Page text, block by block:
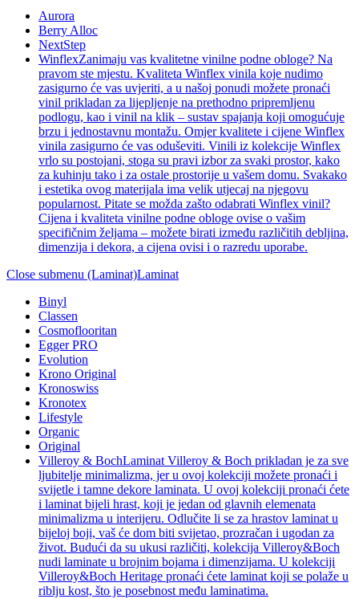
Aurora
Berry Alloc
NextStep
WinflexZanimaju vas kvalitetne vinilne podne obloge? Na
pravom ste mjestu. Kvaliteta Winflex vinila koje nudimo
zasigurno će vas uvjeriti, a u našoj ponudi možete pronaći
vinil prikladan za lijepljenje na prethodno pripremljenu
podlogu, kao i vinil na klik – sustav spajanja koji omogućuje
brzu i jednostavnu montažu. Omjer kvalitete i cijene Winflex
vinila zasigurno će vas oduševiti. Vinili iz kolekcije Winflex
vrlo su postojani, stoga su pravi izbor za svaki prostor, kako
za kuhinju tako i za ostale prostorije u vašem domu. Svakako
i estetika ovog materijala ima velik utjecaj na njegovu
popularnost. Pitate se možda zašto odabrati Winflex vinil?
Cijena i kvaliteta vinilne podne obloge ovise o vašim
specifičnim željama – možete birati između različitih debljina,
dimenzija i dekora, a cijena ovisi i o razredu uporabe.
Close submenu (Laminat)Laminat
Binyl
Classen
Cosmoflooritan
Egger PRO
Evolution
Krono Original
Kronoswiss
Kronotex
Lifestyle
Organic
Original
Villeroy & BochLaminat Villeroy & Boch prikladan je za sve
ljubitelje minimalizma, jer u ovoj kolekciji možete pronaći i
svijetle i tamne dekore laminata. U ovoj kolekciji pronaći ćete
i laminat bijeli hrast, koji je jedan od glavnih elemenata
minimalizma u interijeru. Odlučite li se za hrastov laminat u
bijeloj boji, vaš će dom biti svijetao, prozračan i ugodan za
život. Budući da su ukusi različiti, kolekcija Villeroy&Boch
nudi laminate u brojnim bojama i dimenzijama. U kolekciji
Villeroy&Boch Heritage pronaći ćete laminat koji se polaže u
riblju kost, što je posebnost među laminatima.